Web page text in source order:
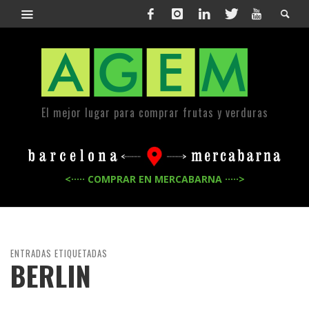
El mejor lugar para comprar frutas y verduras
<····· COMPRAR EN MERCABARNA ·····>
ENTRADAS ETIQUETADAS
BERLIN